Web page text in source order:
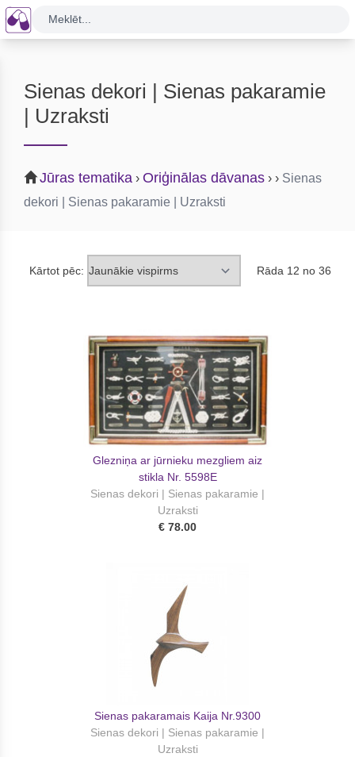
Meklēt...
Sienas dekori | Sienas pakaramie
| Uzraksti
Jūras tematika › Oriģinālas dāvanas › › Sienas
dekori | Sienas pakaramie | Uzraksti
Kārtot pēc: Rāda 12 no 36
Glezniņa ar jūrnieku mezgliem aiz
stikla Nr. 5598E
Sienas dekori | Sienas pakaramie |
Uzraksti
€ 78.00
Sienas pakaramais Kaija Nr.9300
Sienas dekori | Sienas pakaramie |
Uzraksti